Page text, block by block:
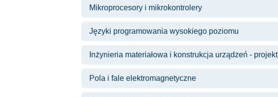
Mikroprocesory i mikrokontrolery
Języki programowania wysokiego poziomu
Inżynieria materiałowa i konstrukcja urządzeń - projekt
Pola i fale elektromagnetyczne